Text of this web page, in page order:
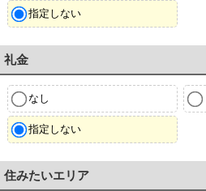
指定しない
礼金
なし
指定しない
住みたいエリア